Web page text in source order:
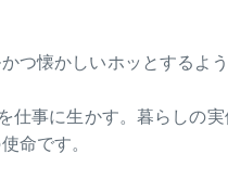
懐かしいホッとするよ
事に生かす。暮らしの
命です。